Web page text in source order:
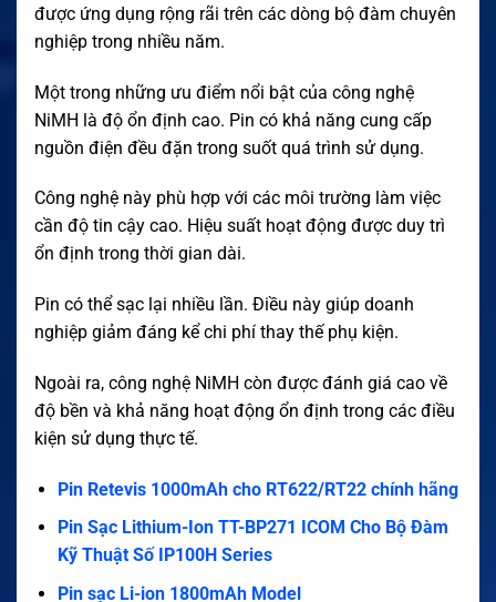
được ứng dụng rộng rãi trên các dòng bộ đàm chuyên
nghiệp trong nhiều năm.
Một trong những ưu điểm nổi bật của công nghệ
NiMH là độ ổn định cao. Pin có khả năng cung cấp
nguồn điện đều đặn trong suốt quá trình sử dụng.
Công nghệ này phù hợp với các môi trường làm việc
cần độ tin cậy cao. Hiệu suất hoạt động được duy trì
ổn định trong thời gian dài.
Pin có thể sạc lại nhiều lần. Điều này giúp doanh
nghiệp giảm đáng kể chi phí thay thế phụ kiện.
Ngoài ra, công nghệ NiMH còn được đánh giá cao về
độ bền và khả năng hoạt động ổn định trong các điều
kiện sử dụng thực tế.
Pin Retevis 1000mAh cho RT622/RT22 chính hãng
Pin Sạc Lithium-Ion TT-BP271 ICOM Cho Bộ Đàm
Kỹ Thuật Số IP100H Series
Pin sạc Li-ion 1800mAh Model